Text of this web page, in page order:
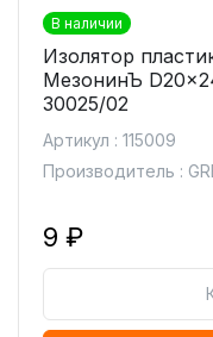
В наличии
Изолятор
МезонинЪ
30025/02
Артикул : 115009
Производитель :
9 ₽